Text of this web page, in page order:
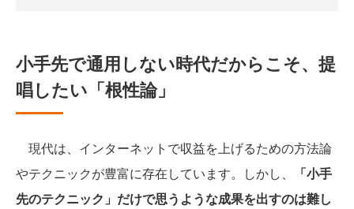
小手先で通用しない時代だからこそ、提
唱したい「根性論」
現代は、インターネットで収益を上げるための方法論
やテクニックが豊富に存在しています。しかし、
「小手
先のテクニック」だけで思うような成果を出すのは難し